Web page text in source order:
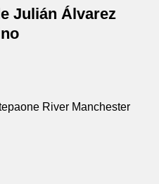
Julián Álvarez